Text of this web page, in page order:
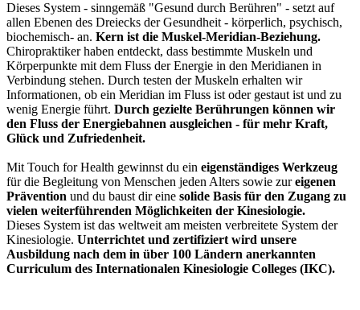
Dieses System - sinngemäß "Gesund durch Berühren" - setzt auf
allen Ebenen des Dreiecks der Gesundheit - körperlich, psychisch,
biochemisch- an. Kern ist die Muskel-Meridian-Beziehung.
Chiropraktiker haben entdeckt, dass bestimmte Muskeln und
Körperpunkte mit dem Fluss der Energie in den Meridianen in
Verbindung stehen. Durch testen der Muskeln erhalten wir
Informationen, ob ein Meridian im Fluss ist oder gestaut ist und zu
wenig Energie führt. Durch gezielte Berührungen können wir
den Fluss der Energiebahnen ausgleichen - für mehr Kraft,
Glück und Zufriedenheit.
Mit Touch for Health gewinnst du ein eigenständiges Werkzeug
für die Begleitung von Menschen jeden Alters sowie zureigenen
Prävention und du baust dir eine solide Basis für den Zugang zu
vielen weiterführenden Möglichkeiten der Kinesiologie.
Dieses System ist das weltweit am meisten verbreitete System der
Kinesiologie. Unterrichtet und zertifiziert wird unsere
Ausbildung nach dem in über 100 Ländern anerkannten
Curriculum des Internationalen Kinesiologie Colleges (IKC).